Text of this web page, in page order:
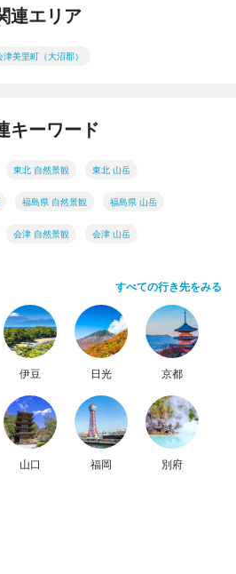
連エリア
津美里町（大沼郡）
キーワード
東北 自然景観 東北 山岳
福島県 自然景観 福島県 山岳
会津 自然景観 会津 山岳
すべての行き先をみる
伊豆 日光 京都
山口 福岡 別府